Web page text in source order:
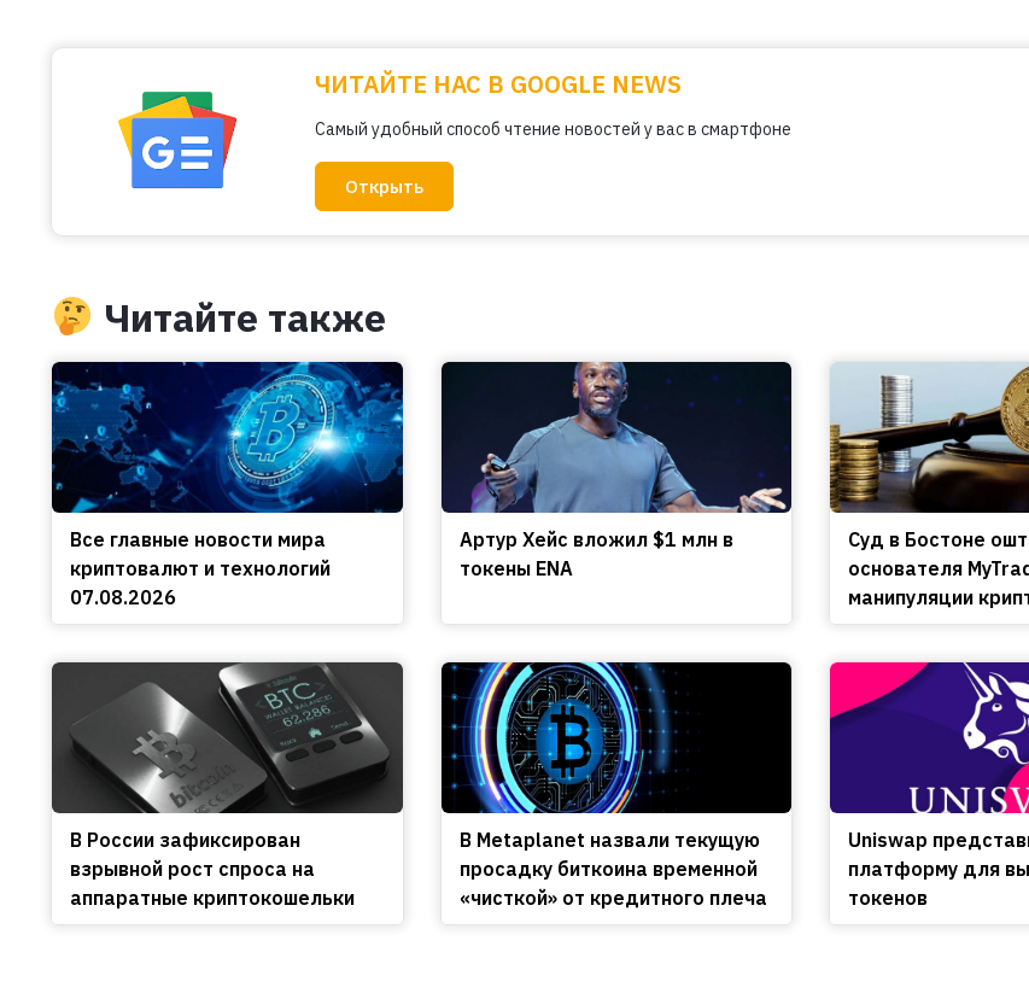
ЧИТАЙТЕ НАС В GOOGLE NEWS
Самый удобный способ чтение новостей у вас в смартфоне
Открыть
Читайте также
Все главные новости мира
криптовалют и технологий
07.08.2026
Артур Хейс вложил $1 млн в
токены ENA
Cуд в Бостоне
основателя
манипуляции
В России зафиксирован
взрывной рост спроса на
аппаратные криптокошельки
В Metaplanet назвали текущую
просадку биткоина временной
«чисткой» от кредитного плеча
Uniswap
платформу для
токенов